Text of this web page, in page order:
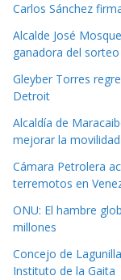
Carlos Sánchez
Alcalde José
ganadora del
Gleyber Torres
Detroit
Alcaldía de
mejorar la movilidad
Cámara Petrolera
terremotos en
ONU: El hambre
millones
Concejo de
Instituto de la Gaita